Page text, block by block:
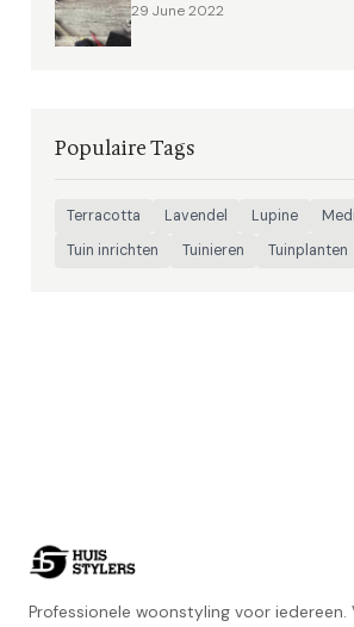
29 June 2022
Populaire Tags
Terracotta Lavendel Lupine
Tuin inrichten
Tuinieren Tuinplanten
Professionele woonstyling voor iedereen.